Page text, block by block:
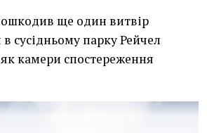
але з
що Бенксі
наслідки
ми могли
ще один витвір
сусідньому парку Рейчел
камери спостереження